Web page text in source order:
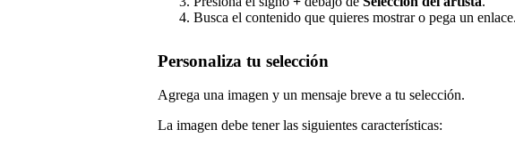
Busca el contenido que quieres mostrar o pega un enlace.
Personaliza tu selección
Agrega una imagen y un mensaje breve a tu selección.
La imagen debe tener las siguientes características: